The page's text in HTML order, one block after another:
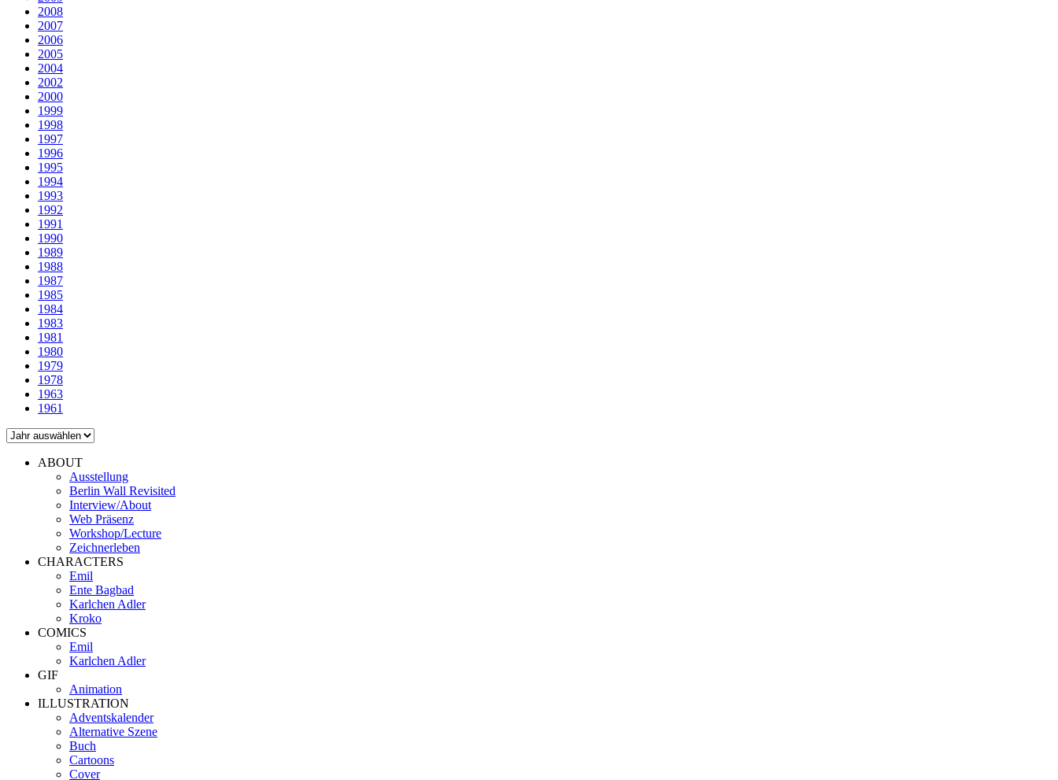
2008
2007
2006
2005
2004
2002
2000
1999
1998
1997
1996
1995
1994
1993
1992
1991
1990
1989
1988
1987
1985
1984
1983
1981
1980
1979
1978
1963
1961
ABOUT
Ausstellung
Berlin Wall Revisited
Interview/About
Web Präsenz
Workshop/Lecture
Zeichnerleben
CHARACTERS
Emil
Ente Bagbad
Karlchen Adler
Kroko
COMICS
Emil
Karlchen Adler
GIF
Animation
ILLUSTRATION
Adventskalender
Alternative Szene
Buch
Cartoons
Cover